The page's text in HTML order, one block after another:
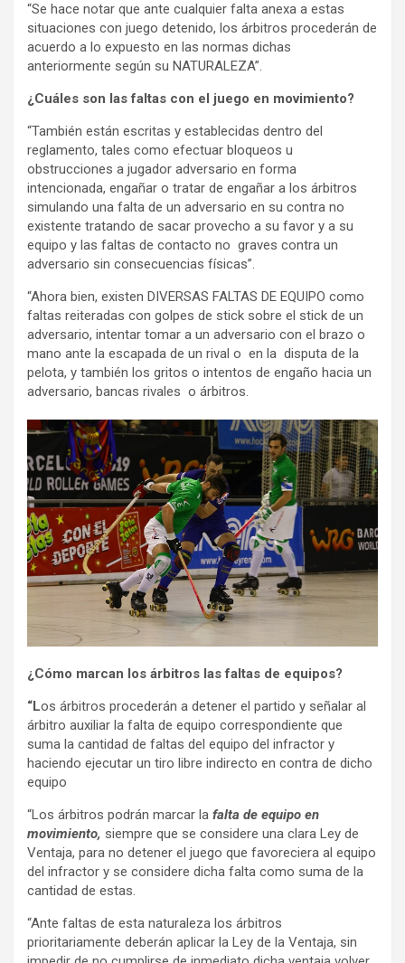
“Se hace notar que ante cualquier falta anexa a estas
situaciones con juego detenido, los árbitros procederán de
acuerdo a lo expuesto en las normas dichas
anteriormente según su NATURALEZA”.
¿Cuáles son las faltas con el juego en movimiento?
“También están escritas y establecidas dentro del
reglamento, tales como efectuar bloqueos u
obstrucciones a jugador adversario en forma
intencionada, engañar o tratar de engañar a los árbitros
simulando una falta de un adversario en su contra no
existente tratando de sacar provecho a su favor y a su
equipo y las faltas de contacto no graves contra un
adversario sin consecuencias físicas”.
“Ahora bien, existen DIVERSAS FALTAS DE EQUIPO como
faltas reiteradas con golpes de stick sobre el stick de un
adversario, intentar tomar a un adversario con el brazo o
mano ante la escapada de un rival o en la disputa de la
pelota, y también los gritos o intentos de engaño hacia un
adversario, bancas rivales o árbitros.
¿Cómo marcan los árbitros las faltas de equipos?
“Los árbitros procederán a detener el partido y señalar al
árbitro auxiliar la falta de equipo correspondiente que
suma la cantidad de faltas del equipo del infractor y
haciendo ejecutar un tiro libre indirecto en contra de dicho
equipo
“Los árbitros podrán marcar la falta de equipo en
movimiento, siempre que se considere una clara Ley de
Ventaja, para no detener el juego que favoreciera al equipo
del infractor y se considere dicha falta como suma de la
cantidad de estas.
“Ante faltas de esta naturaleza los árbitros
prioritariamente deberán aplicar la Ley de la Ventaja, sin